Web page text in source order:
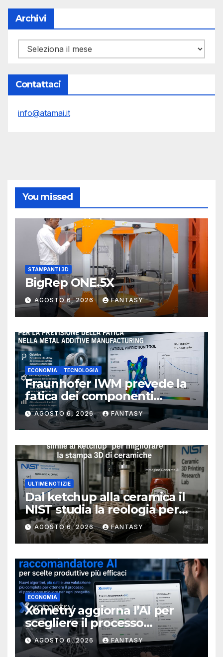
Archivi
Archivi
Contattaci
info@atamai.it
You missed
STAMPANTI 3D
BigRep ONE.5X
AGOSTO 6, 2026 FANTASY
ECONOMIA TECNOLOGIA
Fraunhofer IWM prevede la
fatica dei componenti
metallici stampati in 3D
AGOSTO 6, 2026 FANTASY
ULTIME NOTIZIE
Dal ketchup alla ceramica il
NIST studia la reologia per
rendere più affidabile la
stampa 3D
AGOSTO 6, 2026 FANTASY
ECONOMIA
Xometry aggiorna l’AI per
scegliere il processo
produttivo più adatto
AGOSTO 6, 2026 FANTASY